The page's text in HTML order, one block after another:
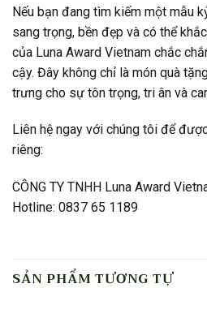
Nếu bạn đang tìm kiếm một mẫu
sang trọng, bền đẹp và có thể
của Luna Award Vietnam chắc
cậy. Đây không chỉ là món quà
trưng cho sự tôn trọng, tri ân và
Liên hệ ngay với chúng tôi để
riêng:
CÔNG TY TNHH Luna Award
Hotline: 0837 65 1189
SẢN PHẨM TƯƠNG TỰ